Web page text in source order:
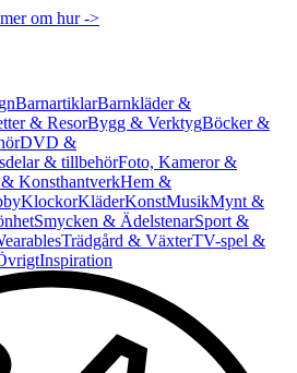
om hur ->
BarnartiklarBarnkläder &
& ResorBygg & VerktygBöcker &
DVD &
& tillbehörFoto, Kameror &
KonsthantverkHem &
KlockorKläderKonstMusikMynt &
Smycken & ÄdelstenarSport &
Trädgård & VäxterTV-spel &
Inspiration